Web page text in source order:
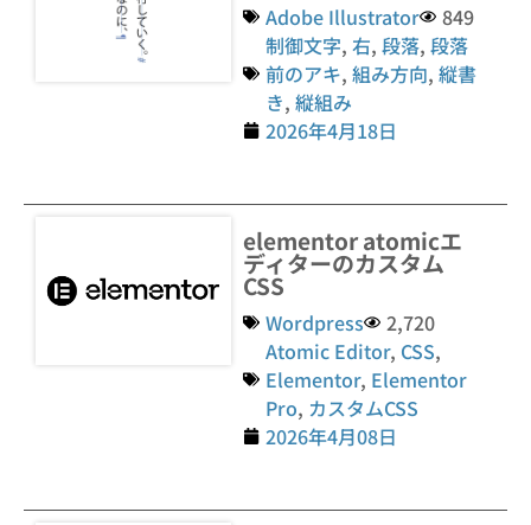
Adobe Illustrator
849
制御文字,右,段落,段落
前のアキ,組み方向,縦書
き,縦組み
2026年4月18日
elementor atomicエ
ディターのカスタム
CSS
Wordpress
2,720
Atomic Editor, CSS,
Elementor, Elementor
Pro, カスタムCSS
2026年4月08日